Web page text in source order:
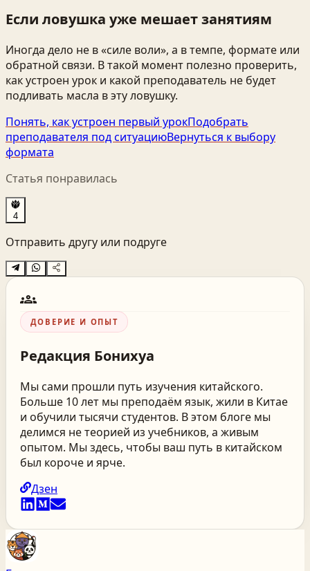
Если ловушка уже мешает занятиям
Иногда дело не в «силе воли», а в темпе, формате или
обратной связи. В такой момент полезно проверить,
как устроен урок и какой преподаватель не будет
подливать масла в эту ловушку.
Понять, как устроен первый урокПодобрать
преподавателя под ситуациюВернуться к выбору
формата
Статья понравилась
4
Отправить другу или подруге
groups
ДОВЕРИЕ И ОПЫТ
Редакция Бонихуа
Мы сами прошли путь изучения китайского.
Больше 10 лет мы преподаём язык, жили в Китае
и обучили тысячи студентов. В этом блоге мы
делимся не теорией из учебников, а живым
опытом. Мы здесь, чтобы ваш путь в китайском
был короче и ярче.
Дзен